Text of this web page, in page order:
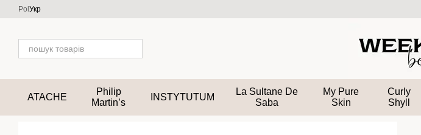
Перейти до основного контенту
Pol Укр
ATACHE
Philip
Martin’s
INSTYTUTUM
La Sultane De
Saba
My Pure
Skin
Curly
Shyll